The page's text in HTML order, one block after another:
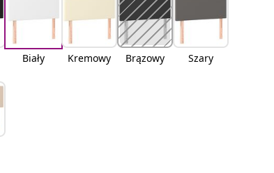
Biały Kremowy Brązowy Szary